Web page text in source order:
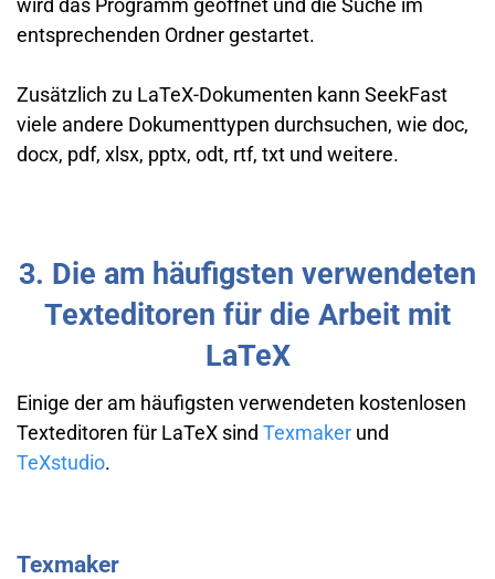
wird das Programm geöffnet und die Suche im
entsprechenden Ordner gestartet.
Zusätzlich zu LaTeX-Dokumenten kann SeekFast
viele andere Dokumenttypen durchsuchen, wie doc,
docx, pdf, xlsx, pptx, odt, rtf, txt und weitere.
3. Die am häufigsten verwendeten
Texteditoren für die Arbeit mit
LaTeX
Einige der am häufigsten verwendeten kostenlosen
Texteditoren für LaTeX sind Texmaker und
TeXstudio.
Texmaker